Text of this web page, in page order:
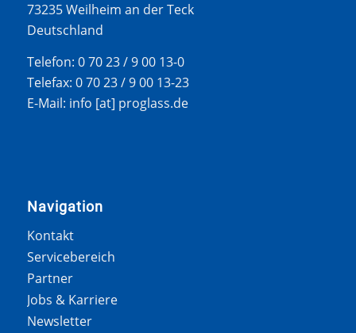
73235 Weilheim an der Teck
Deutschland
Telefon: 0 70 23 / 9 00 13-0
Telefax: 0 70 23 / 9 00 13-23
E-Mail: info [at] proglass.de
Navigation
Kontakt
Servicebereich
Partner
Jobs & Karriere
Newsletter